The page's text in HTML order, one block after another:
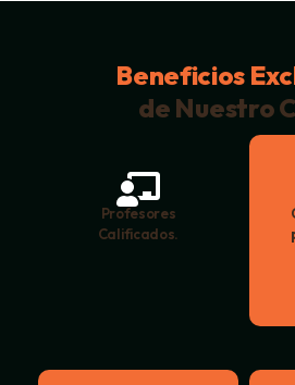
Beneficios
de Nuestro
Profesores
Calificados.